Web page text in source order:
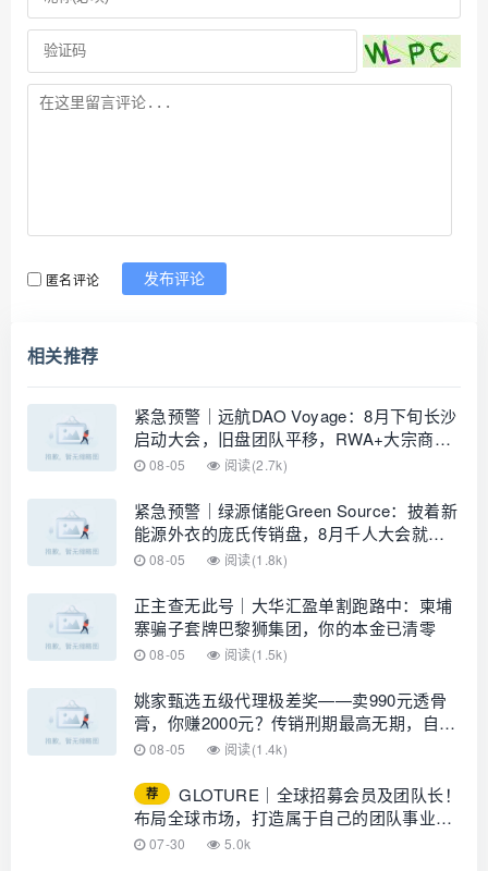
匿名评论 发布评论
相关推荐
紧急预警｜远航DAO Voyage：8月下旬长沙
启动大会，旧盘团队平移，RWA+大宗商品
包装——又是庞氏滚盘的老剧本
08-05 阅读(2.7k)
紧急预警｜绿源储能Green Source：披着新
能源外衣的庞氏传销盘，8月千人大会就是
收割信号
08-05 阅读(1.8k)
正主查无此号｜大华汇盈单割跑路中：柬埔
寨骗子套牌巴黎狮集团，你的本金已清零
08-05 阅读(1.5k)
姚家甄选五级代理极差奖——卖990元透骨
膏，你赚2000元？传销刑期最高无期，自己
算08-05 阅读(1.4k)
荐
GLOTURE｜全球招募会员及团队长！
布局全球市场，打造属于自己的团队事业，
想增加收入？想打造团队？加入
07-30 5.0k